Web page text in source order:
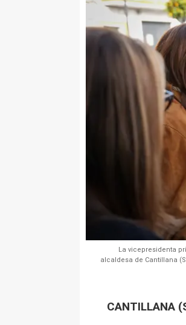
La vicepresidenta
alcaldesa de Cantillana
CANTILLANA